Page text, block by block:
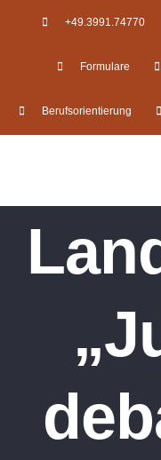
+49.3991.74770
Formulare
Berufsorientierung